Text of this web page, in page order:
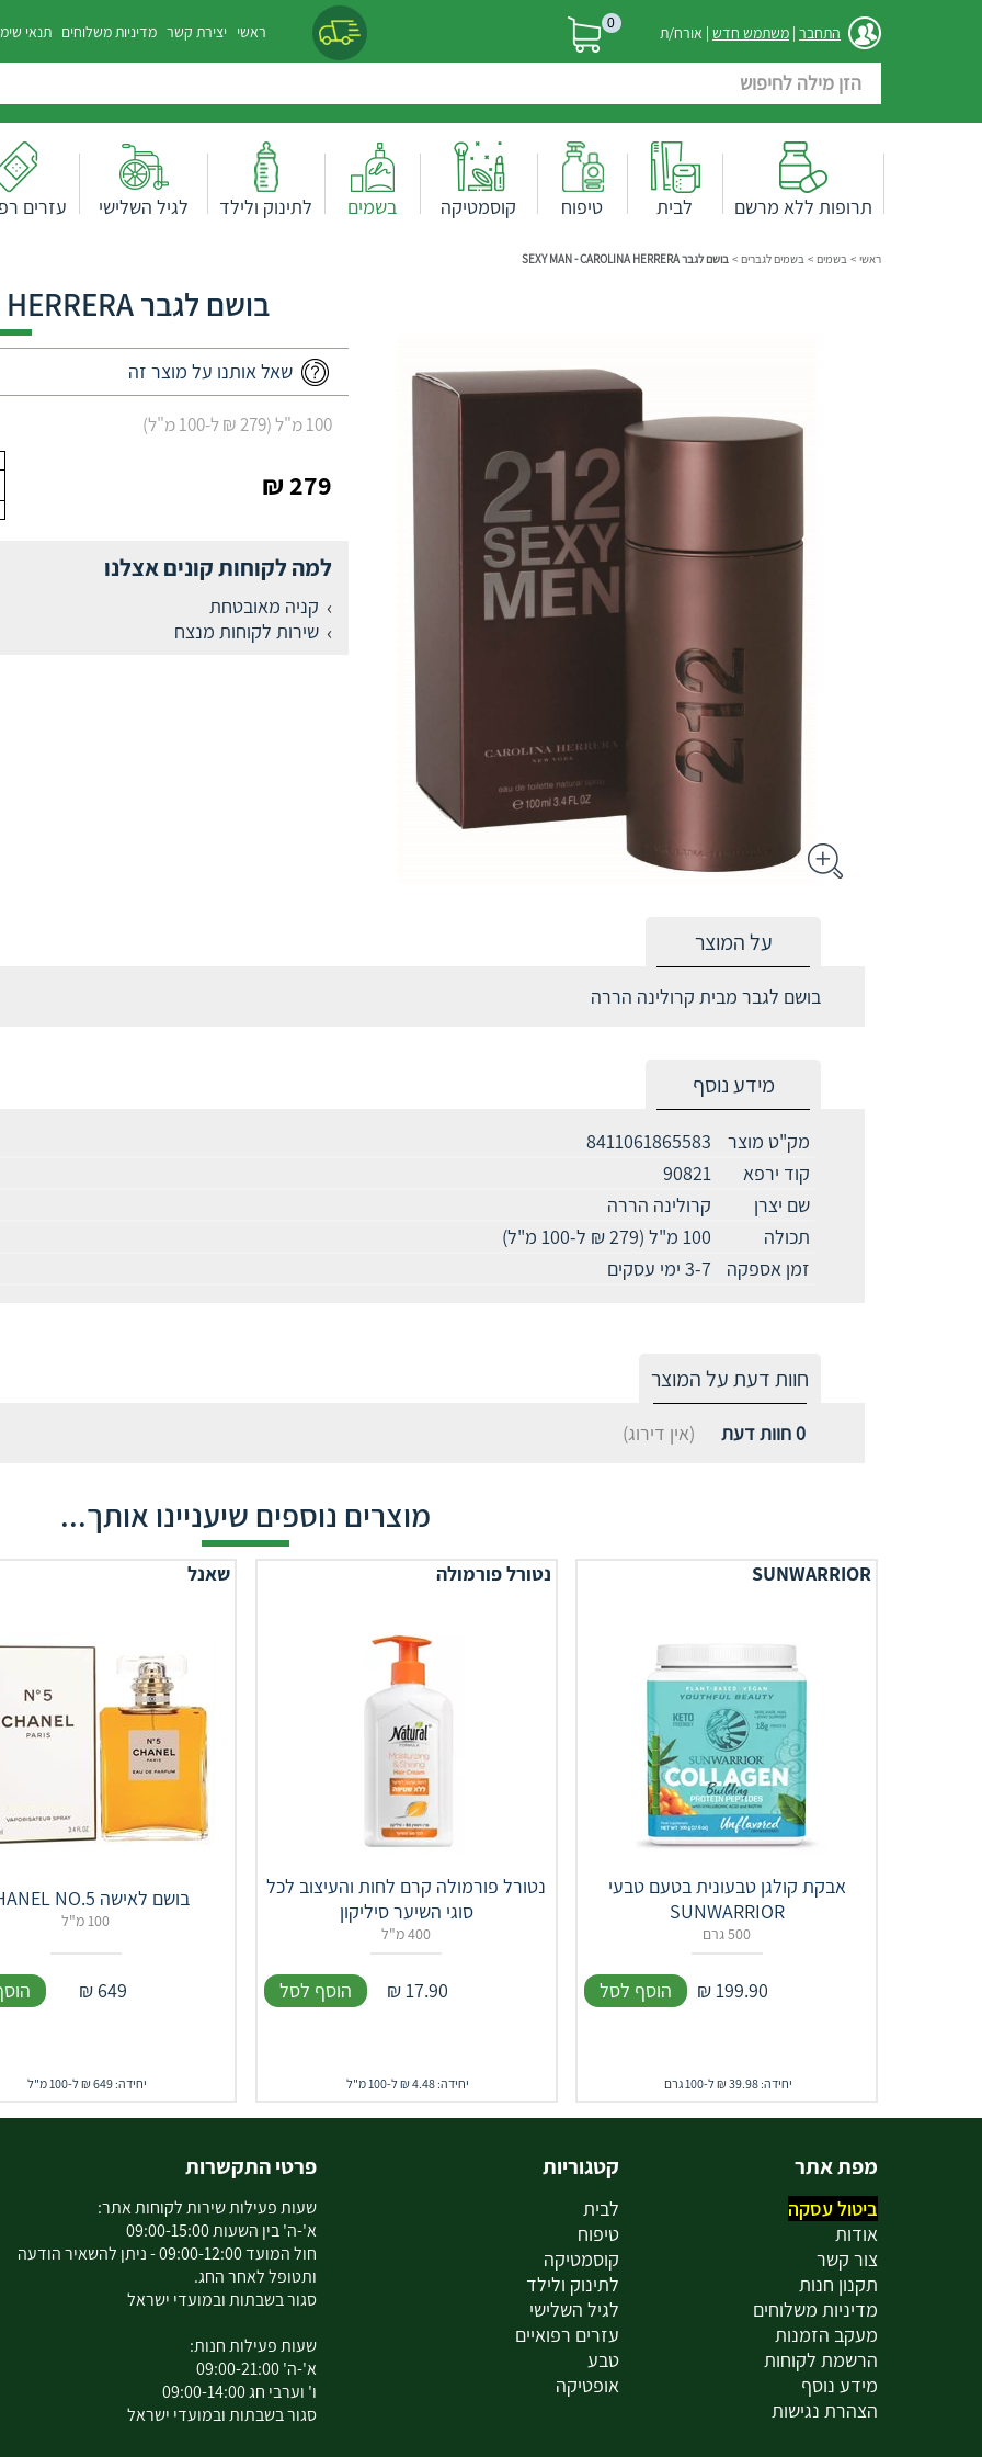
התחבר | משתמש חדש | אורח/ת 0 ראשי יצירת קשר מדיניות משלוחים תנאי
תרופות ללא מרשם לבית טיפוח קוסמטיקה בשמים לתינוק ולילד לגיל השלישי עזרים
ראשי > בשמים > בשמים לגברים > בושם לגבר SEXY MAN - CAROLINA HERRERA
בושם לגבר SEXY MAN - CAROLINA HERRERA
שאל אותנו על מוצר זה
100 מ"ל (279 ₪ ל-100 מ"ל)
279 ₪
למה לקוחות קונים אצלנו
קניה מאובטחת
שירות לקוחות מנצח
על המוצר
בושם לגבר מבית קרולינה הררה
מידע נוסף
מק"ט מוצר
8411061865583
קוד ירפא
90821
שם יצרן
קרולינה הררה
תכולה
100 מ"ל (279 ₪ ל-100 מ"ל)
זמן אספקה
3-7 ימי עסקים
חוות דעת על המוצר
0חוות דעת (אין דירוג)
מוצרים נוספים שיעניינו אותך...
SUNWARRIOR
אבקת קולגן טבעונית בטעם טבעי
SUNWARRIOR
500 גרם
199.90
₪ הוסף לסל
יחידה: 39.98 ₪ ל-100 גרם
נטורל פורמולה
נטורל פורמולה קרם לחות והעיצוב לכל
סוגי השיער סיליקון
400 מ"ל
17.90
₪ הוסף לסל
יחידה: 4.48 ₪ ל-100 מ"ל
שאנל
בושם לאישה CHANEL NO.5
100 מ"ל
649
₪
יחידה: 649 ₪ ל-100 מ"ל
מפת אתר
ביטול עסקה
אודות
צור קשר
תקנון חנות
מדיניות משלוחים
מעקב הזמנות
הרשמת לקוחות
מידע נוסף
הצהרת נגישות
קטגוריות
לבית
טיפוח
קוסמטיקה
לתינוק ולילד
לגיל השלישי
עזרים רפואיים
טבע
אופטיקה
פרטי התקשרות
שעות פעילות שירות לקוחות אתר:
א'-ה' בין השעות 09:00-15:00
חול המועד 09:00-12:00 - ניתן להשאיר הודעה
ותטופל לאחר החג.
סגור בשבתות ובמועדי ישראל
שעות פעילות חנות:
א'-ה' 09:00-21:00
ו' וערבי חג 09:00-14:00
סגור בשבתות ובמועדי ישראל